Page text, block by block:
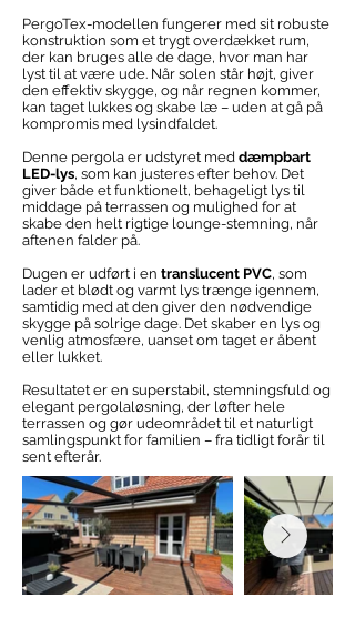
PergoTex-modellen fungerer med sit robuste
konstruktion som et trygt overdækket rum,
der kan bruges alle de dage, hvor man har
lyst til at være ude. Når solen står højt, giver
den effektiv skygge, og når regnen kommer,
kan taget lukkes og skabe læ – uden at gå på
kompromis med lysindfaldet.
Denne pergola er udstyret med dæmpbart
LED-lys, som kan justeres efter behov. Det
giver både et funktionelt, behageligt lys til
middage på terrassen og mulighed for at
skabe den helt rigtige lounge-stemning, når
aftenen falder på.
Dugen er udført i en translucent PVC, som
lader et blødt og varmt lys trænge igennem,
samtidig med at den giver den nødvendige
skygge på solrige dage. Det skaber en lys og
venlig atmosfære, uanset om taget er åbent
eller lukket.
Resultatet er en superstabil, stemningsfuld og
elegant pergolaløsning, der løfter hele
terrassen og gør udeområdet til et naturligt
samlingspunkt for familien – fra tidligt forår til
sent efterår.